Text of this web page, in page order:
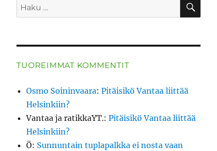
Etsi:
TUOREIMMAT KOMMENTIT
Osmo Soininvaara:Pitäisikö Vantaa liittää
Helsinkiin?
Vantaa ja ratikkaYT.:Pitäisikö Vantaa liittää
Helsinkiin?
Ö: Sunnuntain tuplapalkka ei nosta vaan